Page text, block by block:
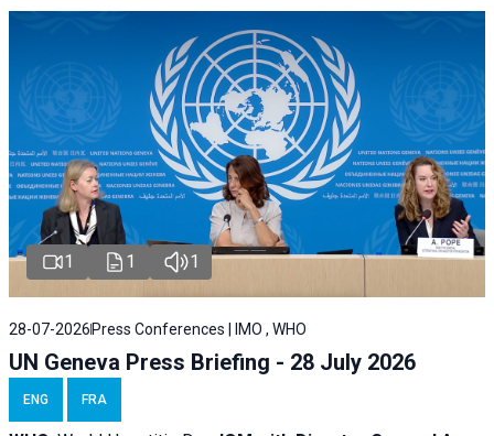
1 1 1
28-07-2026Press Conferences | IMO , WHO
UN Geneva Press Briefing - 28 July 2026
ENG FRA